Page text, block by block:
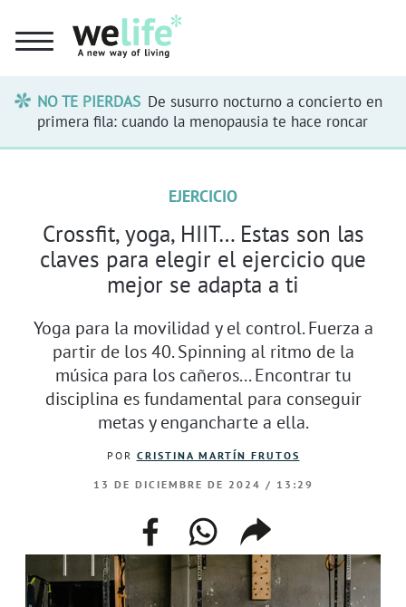
NO TE PIERDAS De susurro nocturno a concierto en
primera fila: cuando la menopausia te hace roncar
EJERCICIO
Crossfit, yoga, HIIT… Estas son las
claves para elegir el ejercicio que
mejor se adapta a ti
Yoga para la movilidad y el control. Fuerza a
partir de los 40. Spinning al ritmo de la
música para los cañeros... Encontrar tu
disciplina es fundamental para conseguir
metas y engancharte a ella.
POR CRISTINA MARTÍN FRUTOS
13 DE DICIEMBRE DE 2024 / 13:29
facebookwhatsappcompartir
enlace